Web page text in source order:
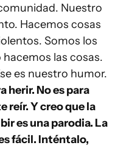
Nuestro
Hacemos cosas
Somos los
las cosas.
es nuestro humor.
herir. No es para
reír. Y creo que la
es una parodia. La
fácil. Inténtalo,